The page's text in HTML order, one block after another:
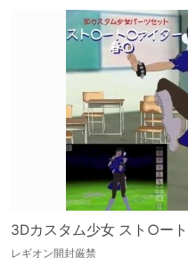
3Dカスタム少
レギオン開封厳禁